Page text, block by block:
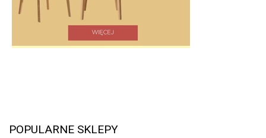
POPULARNE SKLEPY